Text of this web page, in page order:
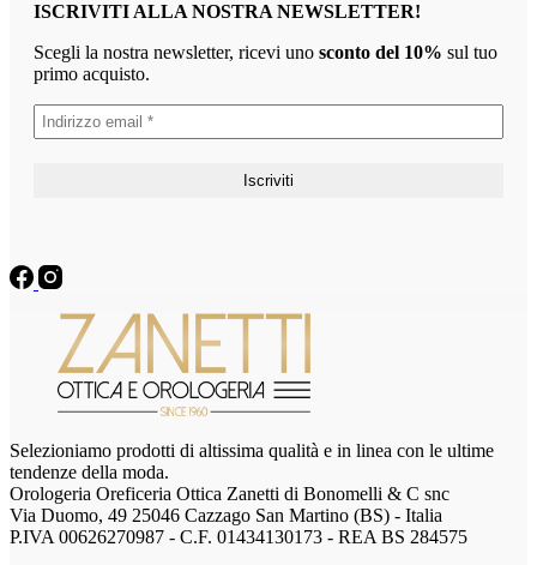
ISCRIVITI ALLA NOSTRA NEWSLETTER!
Scegli la nostra newsletter, ricevi uno sconto del 10% sul tuo
primo acquisto.
Selezioniamo prodotti di altissima qualità e in linea con le ultime
tendenze della moda.
Orologeria Oreficeria Ottica Zanetti di Bonomelli & C snc
Via Duomo, 49 25046 Cazzago San Martino (BS) - Italia
P.IVA 00626270987 - C.F. 01434130173 - REA BS 284575